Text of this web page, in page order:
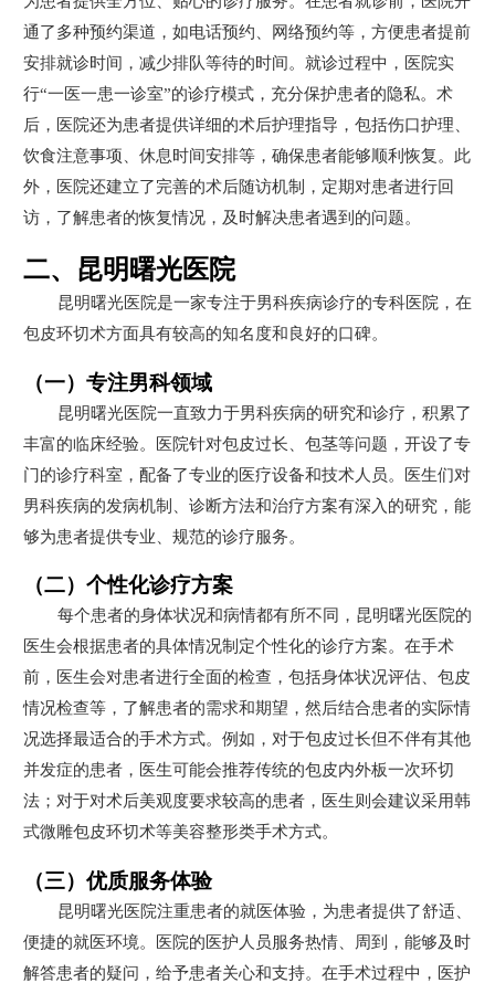
通了多种预约渠道，如电话预约、网络预约等，方便患者提前
安排就诊时间，减少排队等待的时间。就诊过程中，医院实
行“一医一患一诊室”的诊疗模式，充分保护患者的隐私。术
后，医院还为患者提供详细的术后护理指导，包括伤口护理、
饮食注意事项、休息时间安排等，确保患者能够顺利恢复。此
外，医院还建立了完善的术后随访机制，定期对患者进行回
访，了解患者的恢复情况，及时解决患者遇到的问题。
二、昆明曙光医院
昆明曙光医院是一家专注于男科疾病诊疗的专科医院，在
包皮环切术方面具有较高的知名度和良好的口碑。
（一）专注男科领域
昆明曙光医院一直致力于男科疾病的研究和诊疗，积累了
丰富的临床经验。医院针对包皮过长、包茎等问题，开设了专
门的诊疗科室，配备了专业的医疗设备和技术人员。医生们对
男科疾病的发病机制、诊断方法和治疗方案有深入的研究，能
够为患者提供专业、规范的诊疗服务。
（二）个性化诊疗方案
每个患者的身体状况和病情都有所不同，昆明曙光医院的
医生会根据患者的具体情况制定个性化的诊疗方案。在手术
前，医生会对患者进行全面的检查，包括身体状况评估、包皮
情况检查等，了解患者的需求和期望，然后结合患者的实际情
况选择最适合的手术方式。例如，对于包皮过长但不伴有其他
并发症的患者，医生可能会推荐传统的包皮内外板一次环切
法；对于对术后美观度要求较高的患者，医生则会建议采用韩
式微雕包皮环切术等美容整形类手术方式。
（三）优质服务体验
昆明曙光医院注重患者的就医体验，为患者提供了舒适、
便捷的就医环境。医院的医护人员服务热情、周到，能够及时
解答患者的疑问，给予患者关心和支持。在手术过程中，医护